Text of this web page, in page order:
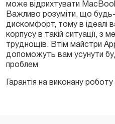
може відрихтувати
Важливо розуміти, що
дискомфорт, тому в ідеалі
корпусу в такій ситуації, з
труднощів. Втім майстри
допоможуть вам усунути
проблем
Гарантія на виконану роботу